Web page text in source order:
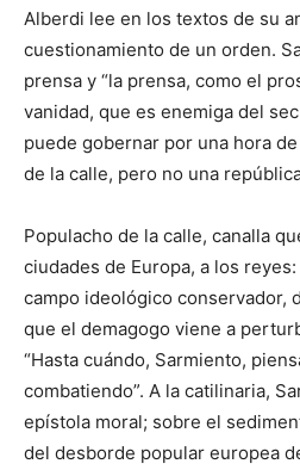
Alberdi lee en los textos de su
cuestionamiento de un orden.
prensa y “la prensa, como el
vanidad, que es enemiga del
puede gobernar por una hora
de la calle, pero no una
Populacho de la calle, canalla
ciudades de Europa, a los
campo ideológico conservador,
que el demagogo viene a
“Hasta cuándo, Sarmiento,
combatiendo”. A la catilinaria,
epístola moral; sobre el
del desborde popular europea